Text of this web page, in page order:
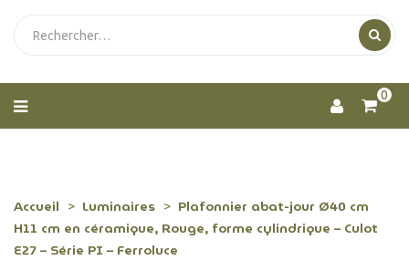
0
Accueil Luminaires
Plafonnier abat-jour Ø40 cm
H11 cm en céramique, Rouge, forme cylindrique – Culot
E27 – Série PI – Ferroluce